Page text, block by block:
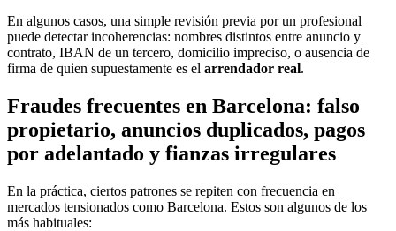
En algunos casos, una simple revisión previa por un profesional
puede detectar incoherencias: nombres distintos entre anuncio y
contrato, IBAN de un tercero, domicilio impreciso, o ausencia de
firma de quien supuestamente es el arrendador real.
Fraudes frecuentes en Barcelona: falso
propietario, anuncios duplicados, pagos
por adelantado y fianzas irregulares
En la práctica, ciertos patrones se repiten con frecuencia en
mercados tensionados como Barcelona. Estos son algunos de los
más habituales: